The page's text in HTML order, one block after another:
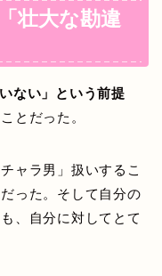
壮大な勘違
ない」という前提
とだった。
ャラ男」扱いするこ
った。そして自分の
、自分に対してとて